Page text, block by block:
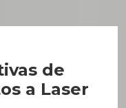
de
a Laser